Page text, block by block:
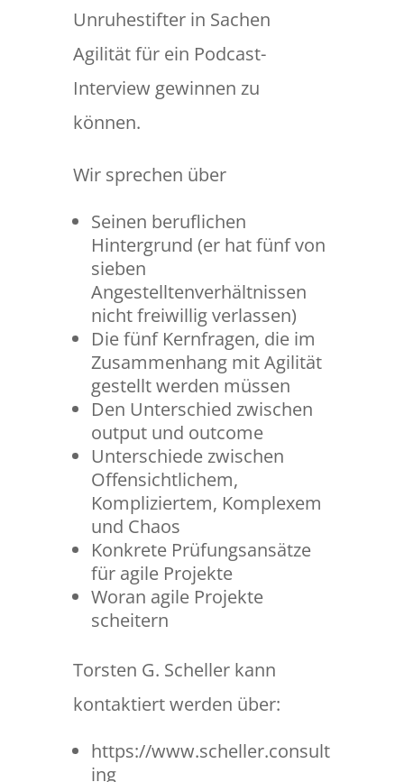
Unruhestifter in Sachen
Agilität für ein Podcast-
Interview gewinnen zu
können.
Wir sprechen über
Seinen beruflichen
Hintergrund (er hat fünf von
sieben
Angestelltenverhältnissen
nicht freiwillig verlassen)
Die fünf Kernfragen, die im
Zusammenhang mit Agilität
gestellt werden müssen
Den Unterschied zwischen
output und outcome
Unterschiede zwischen
Offensichtlichem,
Kompliziertem, Komplexem
und Chaos
Konkrete Prüfungsansätze
für agile Projekte
Woran agile Projekte
scheitern
Torsten G. Scheller kann
kontaktiert werden über:
https://www.scheller.consult
ing